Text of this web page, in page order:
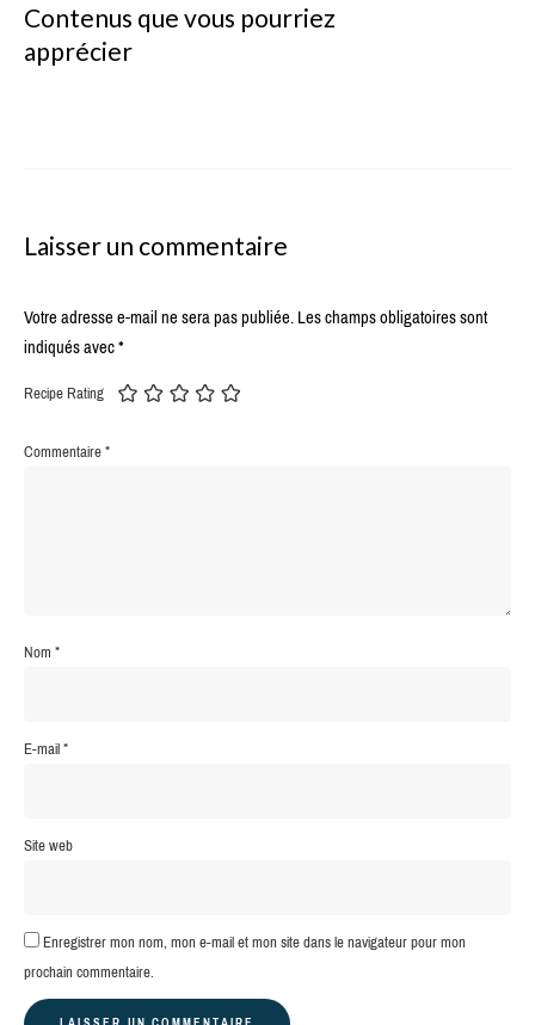
Contenus que vous pourriez
apprécier
Laisser un commentaire
Votre adresse e-mail ne sera pas publiée.Les champs obligatoires sont
indiqués avec*
Recipe Rating
Commentaire*
Nom*
E-mail*
Site web
Enregistrer mon nom, mon e-mail et mon site dans le navigateur pour mon
prochain commentaire.